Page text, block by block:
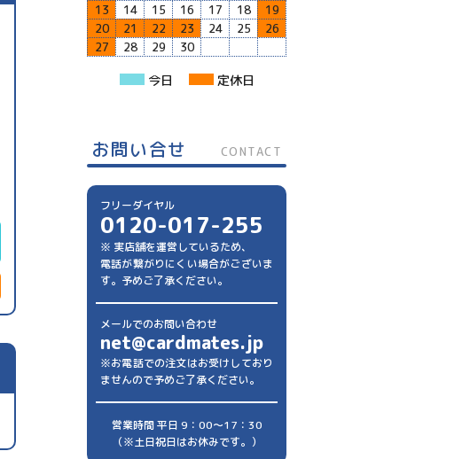
13
14 15 16 17 18
19
20
21 22 23 24 25
26
27
28 29 30
今日 定休日
CONTACT
お問い合せ
フリーダイヤル
0120-017-255
※ 実店舗を運営しているため、
電話が繋がりにくい場合がございま
す。予めご了承ください。
メールでのお問い合わせ
net@cardmates.jp
※お電話での注文はお受けしており
ませんので予めご了承ください。
営業時間 平日 9：00～17：30
（※土日祝日はお休みです。）